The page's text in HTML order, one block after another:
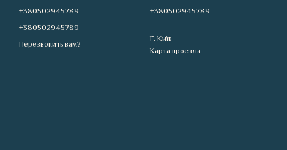
+380502945789
+380502945789
Перезвонить вам?
+380502945789
Г. Київ
Карта проезда